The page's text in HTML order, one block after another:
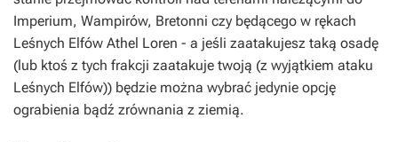
Imperium, Wampirów, Bretonni czy będącego w rękach
Leśnych Elfów Athel Loren - a jeśli zaatakujesz taką osadę
(lub ktoś z tych frakcji zaatakuje twoją (z wyjątkiem ataku
Leśnych Elfów)) będzie można wybrać jedynie opcję
ograbienia bądź zrównania z ziemią.